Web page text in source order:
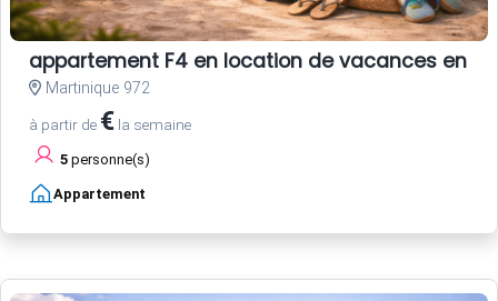
appartement F4 en location de vacances en
Martinique 972
à partir de € la semaine
5 personne(s)
Appartement